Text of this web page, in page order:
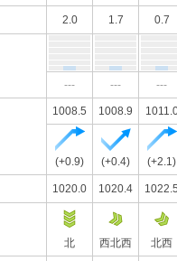
2.0 1.7 0.7
--- --- ---
1008.5 1008.9
(+0.9) (+0.4) (+2.1)
1020.0 1020.4
北 西北西 北西